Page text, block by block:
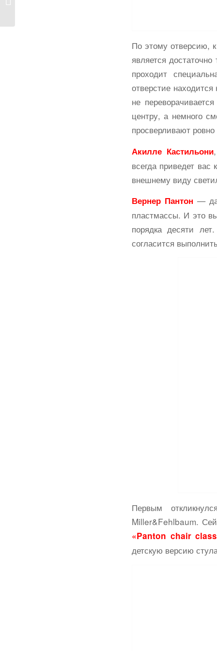
По этому отверсию,
является
проходит
отверстие
не
центру, а немного
просверливают
Акилле Кастильони
всегда приведет
внешнему виду
Вернер Пантон —
пластмассы. И это
порядка десяти
согласится
Первым
Miller&Fehlbaum.
«Panton chair
детскую версию